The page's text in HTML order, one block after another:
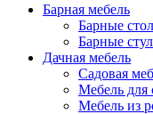
Барная мебель
Барные
Барные
Дачная мебель
Садовая
Мебель для
Мебель из